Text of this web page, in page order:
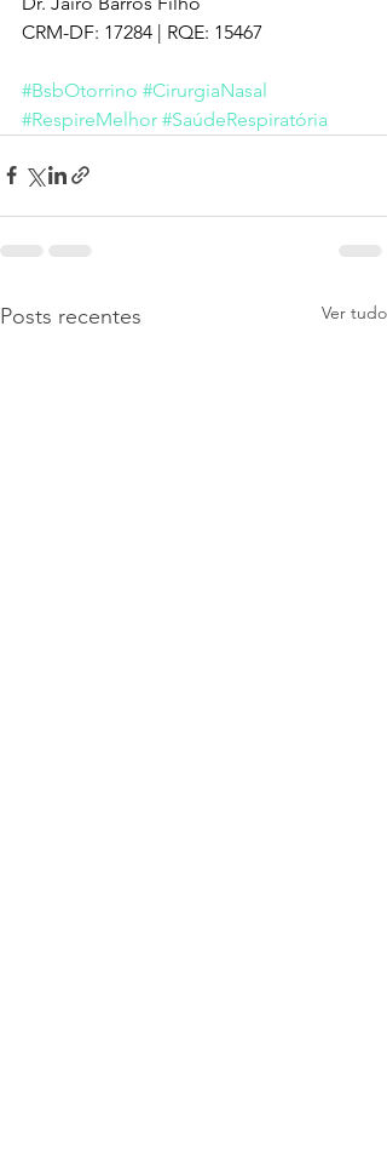
CRM-DF: 17284 | RQE: 15467
#BsbOtorrino #CirurgiaNasal
#RespireMelhor #SaúdeRespiratória
Posts recentes Ver tudo